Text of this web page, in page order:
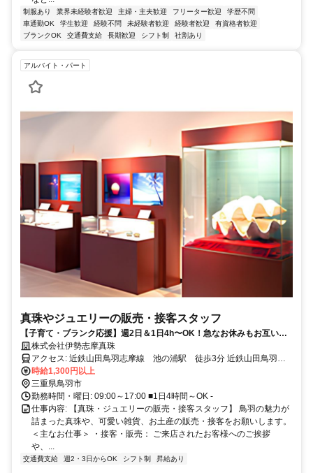
制服あり 業界未経験者歓迎 主婦・主夫歓迎 フリーター歓迎
学歴不問
車通勤OK
学生歓迎 経験不問 未経験者歓迎 経験者歓迎
有資格者歓迎
ブランクOK
交通費支給 長期歓迎 シフト制 社割あり
アルバイト・パート
真珠やジュエリーの販売・接客スタッフ
【子育て・ブランク応援】週2日＆1日4h〜OK！急なお休みもお互い様
の優しさ職場♪
株式会社伊勢志摩真珠
アクセス: 近鉄山田鳥羽志摩線 池の浦駅 徒歩3分 近鉄山田鳥羽志
時給1,300円以上
三重県鳥羽市
勤務時間・曜日: 09:00～17:00 ■1日4時間～OK -
仕事内容: 【真珠・ジュエリーの販売・接客スタッフ】 鳥羽の魅力が
詰まった真珠や、可愛い雑貨、お土産の販売・接客をお願いします。
＜主なお仕事＞ ・接客・販売： ご来店されたお客様へのご挨拶
や、...
交通費支給 週2・3日からOK シフト制 昇給あり